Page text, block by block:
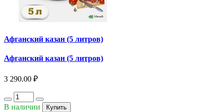
Афганский казан (5 литров)
Афганский казан (5 литров)
3 290.00 ₽
В наличии Купить